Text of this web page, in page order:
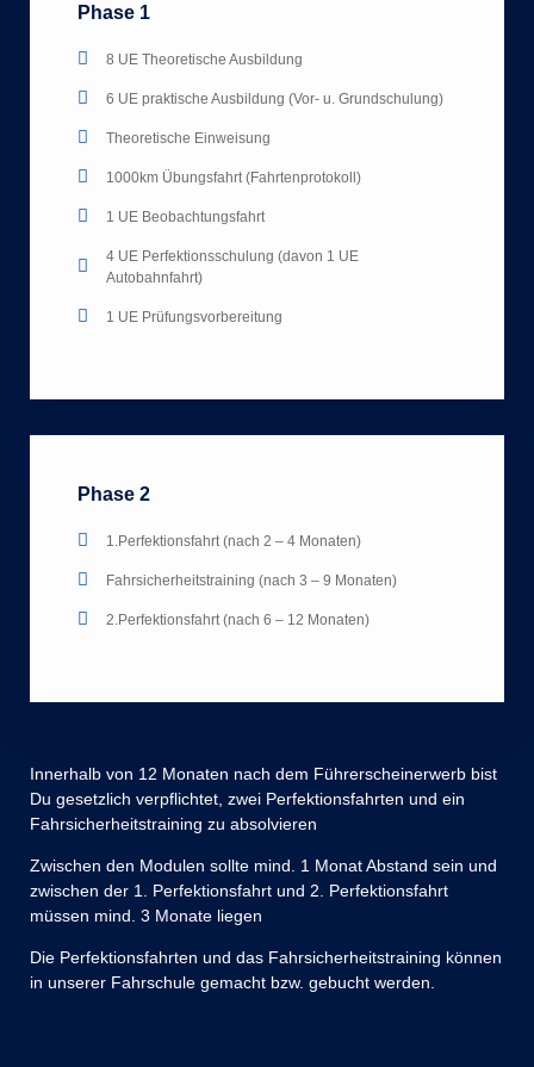
Phase 1
8 UE Theoretische Ausbildung
6 UE praktische Ausbildung (Vor- u. Grundschulung)
Theoretische Einweisung
1000km Übungsfahrt (Fahrtenprotokoll)
1 UE Beobachtungsfahrt
4 UE Perfektionsschulung (davon 1 UE
Autobahnfahrt)
1 UE Prüfungsvorbereitung
Phase 2
1.Perfektionsfahrt (nach 2 – 4 Monaten)
Fahrsicherheitstraining (nach 3 – 9 Monaten)
2.Perfektionsfahrt (nach 6 – 12 Monaten)
Innerhalb von 12 Monaten nach dem Führerscheinerwerb bist
Du gesetzlich verpflichtet, zwei Perfektionsfahrten und ein
Fahrsicherheitstraining zu absolvieren
Zwischen den Modulen sollte mind. 1 Monat Abstand sein und
zwischen der 1. Perfektionsfahrt und 2. Perfektionsfahrt
müssen mind. 3 Monate liegen
Die Perfektionsfahrten und das Fahrsicherheitstraining können
in unserer Fahrschule gemacht bzw. gebucht werden.